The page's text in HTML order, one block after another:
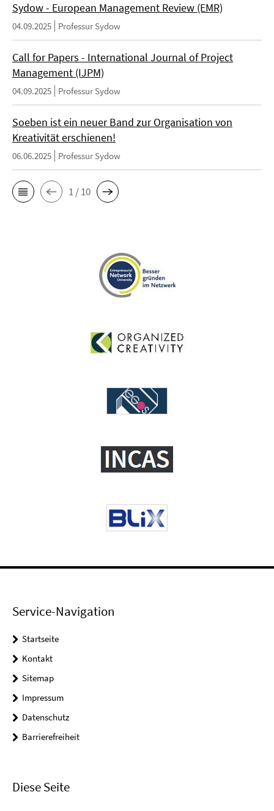
Sydow - European Management Review (EMR)
04.09.2025 Professur Sydow
Call for Papers - International Journal of Project
Management (IJPM)
04.09.2025 Professur Sydow
Soeben ist ein neuer Band zur Organisation von
Kreativität erschienen!
06.06.2025 Professur Sydow
1 / 10
Service-Navigation
Startseite
Kontakt
Sitemap
Impressum
Datenschutz
Barrierefreiheit
Diese Seite